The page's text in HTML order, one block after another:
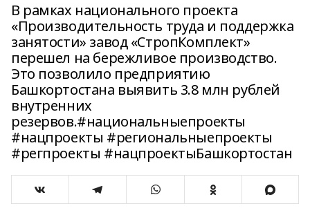
В рамках национального проекта
«Производительность труда и поддержка
занятости» завод «СтропКомплект»
перешел на бережливое производство.
Это позволило предприятию
Башкортостана выявить 3.8 млн рублей
внутренних
резервов.#национальныепроекты
#нацпроекты #региональныепроекты
#регпроекты #нацпроектыБашкортостан